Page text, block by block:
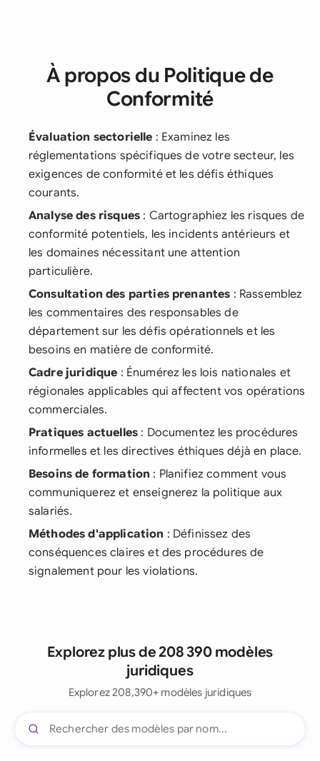
À propos du Politique de
Conformité
Évaluation sectorielle : Examinez les
réglementations spécifiques de votre secteur, les
exigences de conformité et les défis éthiques
courants.
Analyse des risques : Cartographiez les risques de
conformité potentiels, les incidents antérieurs et
les domaines nécessitant une attention
particulière.
Consultation des parties prenantes : Rassemblez
les commentaires des responsables de
département sur les défis opérationnels et les
besoins en matière de conformité.
Cadre juridique : Énumérez les lois nationales et
régionales applicables qui affectent vos opérations
commerciales.
Pratiques actuelles : Documentez les procédures
informelles et les directives éthiques déjà en place.
Besoins de formation : Planifiez comment vous
communiquerez et enseignerez la politique aux
salariés.
Méthodes d'application : Définissez des
conséquences claires et des procédures de
signalement pour les violations.
Explorez plus de 208 390 modèles
juridiques
Explorez 208,390+ modèles juridiques